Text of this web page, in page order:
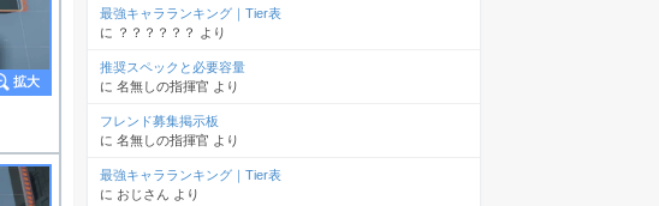
最強キャラランキング｜Tier表
に ？？？？？？ より
推奨スペックと必要容量
に 名無しの指揮官 より
フレンド募集掲示板
に 名無しの指揮官 より
最強キャラランキング｜Tier表
に おじさん より